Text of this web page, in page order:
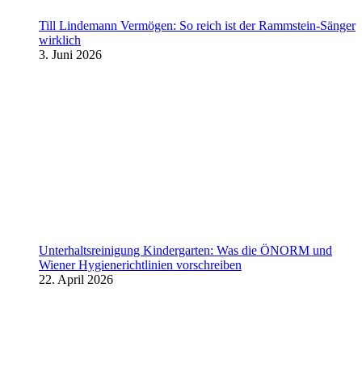
Till Lindemann Vermögen: So reich ist der Rammstein-Sänger
wirklich
3. Juni 2026
Unterhaltsreinigung Kindergarten: Was die ÖNORM und
Wiener Hygienerichtlinien vorschreiben
22. April 2026